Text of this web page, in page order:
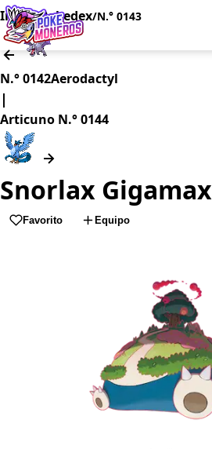
Juegos
Pokédex
Team Builder
Tabla de Tipos
Inicio/Pokedex/N.° 0143
N.° 0142Aerodactyl
|
Articuno N.° 0144
Snorlax Gigamax
Favorito Equipo